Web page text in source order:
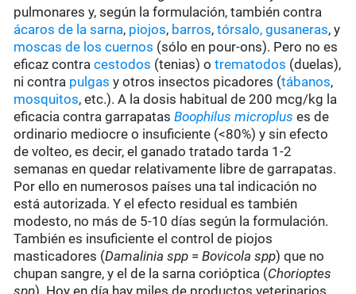
pulmonares y, según la formulación, también contra
ácaros de la sarna, piojos, barros,tórsalo,gusaneras, y
moscas de los cuernos (sólo en pour-ons). Pero no es
eficaz contracestodos (tenias) otrematodos (duelas),
ni contra pulgas y otros insectos picadores (tábanos,
mosquitos, etc.). A la dosis habitual de 200 mcg/kg la
eficacia contra garrapatasBoophilus microplus es de
ordinario mediocre o insuficiente (<80%) y sin efecto
de volteo, es decir, el ganado tratado tarda 1-2
semanas en quedar relativamente libre de garrapatas.
Por ello en numerosos países una tal indicación no
está autorizada. Y el efecto residual es también
modesto, no más de 5-10 días según la formulación.
También es insuficiente el control de piojos
masticadores (Damalinia spp =Bovicola spp) que no
chupan sangre, y el de la sarna corióptica (Chorioptes